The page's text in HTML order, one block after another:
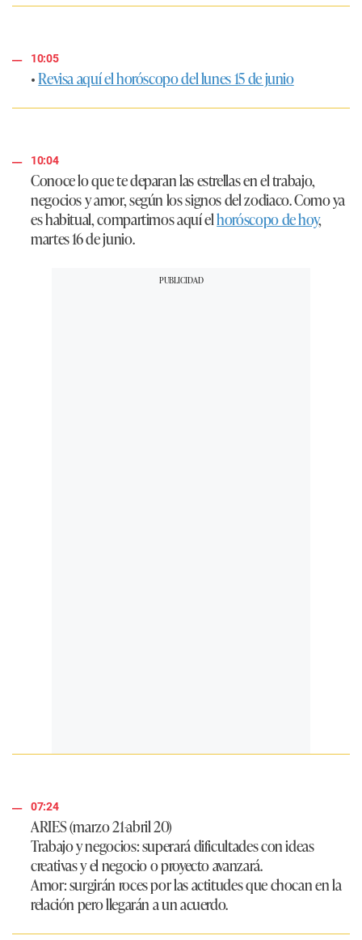
10:05
•Revisa aquí el horóscopo del lunes 15 de junio
10:04
Conoce lo que te deparan las estrellas en el trabajo,
negocios y amor, según los signos del zodiaco. Como ya
es habitual, compartimos aquí elhoróscopo de hoy,
martes 16 de junio.
07:24
ARIES (marzo 21-abril 20)
Trabajo y negocios: superará dificultades con ideas
creativas y el negocio o proyecto avanzará.
Amor: surgirán roces por las actitudes que chocan en la
relación pero llegarán a un acuerdo.